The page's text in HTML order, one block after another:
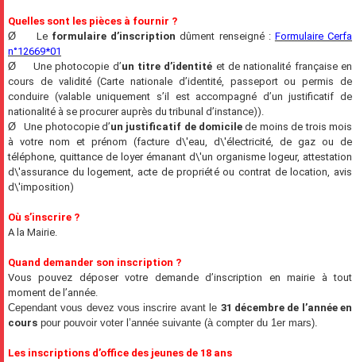
Quelles sont les pièces à fournir ?
Ø
Le formulaire d’inscription dûment renseigné : Formulaire Cerfa
n°12669*01
Ø
Une photocopie d’un titre d’identité et de nationalité française en
cours de validité (Carte nationale d’identité, passeport ou permis de
conduire (valable uniquement s’il est accompagné d’un justificatif de
nationalité à se procurer auprès du tribunal d’instance)).
Ø
Une photocopie d’un justificatif de domicile de moins de trois mois
à votre nom et prénom (facture d\'eau, d\'électricité, de gaz ou de
téléphone, quittance de loyer émanant d\'un organisme logeur, attestation
d\'assurance du logement, acte de propriété ou contrat de location, avis
d\'imposition)
Où s’inscrire ?
A la Mairie.
Quand demander son inscription ?
Vous pouvez déposer votre demande d’inscription en mairie à tout
moment de l’année.
Cependant vous devez vous inscrire avant le 31 décembre de l’année en
cours pour pouvoir voter l’année suivante (à compter du 1er mars).
Les inscriptions d’office des jeunes de 18 ans